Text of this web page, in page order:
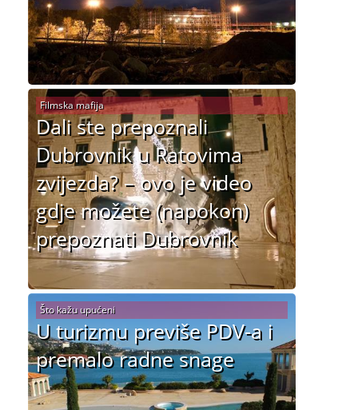
Dali ste prepoznali
Dubrovnik u Ratovima
zvijezda? – ovo je video
gdje možete (napokon)
prepoznati Dubrovnik
Filmska mafija
U turizmu previše PDV-a i
premalo radne snage
Što kažu upućeni